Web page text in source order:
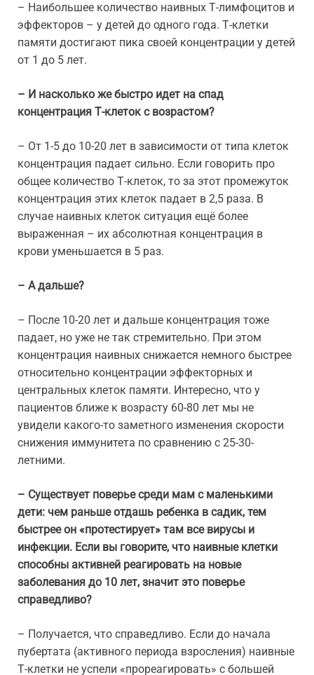
– Наибольшее количество наивных Т-лимфоцитов и
эффекторов – у детей до одного года. Т-клетки
памяти достигают пика своей концентрации у детей
от 1 до 5 лет.
– И насколько же быстро идет на спад
концентрация Т-клеток с возрастом?
– От 1-5 до 10-20 лет в зависимости от типа клеток
концентрация падает сильно. Если говорить про
общее количество Т-клеток, то за этот промежуток
концентрация этих клеток падает в 2,5 раза. В
случае наивных клеток ситуация ещё более
выраженная – их абсолютная концентрация в
крови уменьшается в 5 раз.
– А дальше?
– После 10-20 лет и дальше концентрация тоже
падает, но уже не так стремительно. При этом
концентрация наивных снижается немного быстрее
относительно концентрации эффекторных и
центральных клеток памяти. Интересно, что у
пациентов ближе к возрасту 60-80 лет мы не
увидели какого-то заметного изменения скорости
снижения иммунитета по сравнению с 25-30-
летними.
– Существует поверье среди мам с маленькими
дети: чем раньше отдашь ребенка в садик, тем
быстрее он «протестирует» там все вирусы и
инфекции. Если вы говорите, что наивные клетки
способны активней реагировать на новые
заболевания до 10 лет, значит это поверье
справедливо?
– Получается, что справедливо. Если до начала
пубертата (активного периода взросления) наивные
Т-клетки не успели «прореагировать» с большей